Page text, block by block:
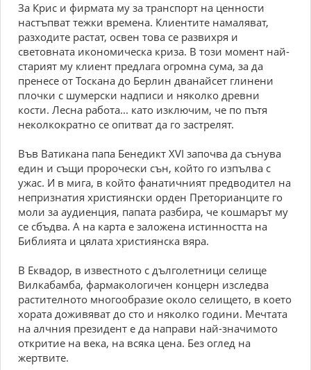
За Крис и фирмата му за транспорт на ценности
настъпват тежки времена. Клиентите намаляват,
разходите растат, освен това се развихря и
световната икономическа криза. В този момент най-
старият му клиент предлага огромна сума, за да
пренесе от Тоскана до Берлин дванайсет глинени
плочки с шумерски надписи и няколко древни
кости. Лесна работа... като изключим, че по пътя
неколкократно се опитват да го застрелят.
Във Ватикана папа Бенедикт XVI започва да сънува
един и същи пророчески сън, който го изпълва с
ужас. И в мига, в който фанатичният предводител на
непризнатия християнски орден Преторианците го
моли за аудиенция, папата разбира, че кошмарът му
се сбъдва. А на карта е заложена истинността на
Библията и цялата християнска вяра.
В Еквадор, в известното с дълголетници селище
Вилкабамба, фармакологичен концерн изследва
растителното многообразие около селището, в което
хората доживяват до сто и няколко години. Мечтата
на алчния президент е да направи най-значимото
откритие на века, на всяка цена. Без оглед на
жертвите.